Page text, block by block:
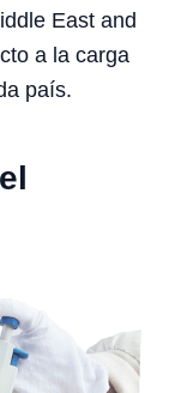
East and
a la carga
país.